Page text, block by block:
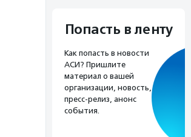
Попасть в ленту
Как попасть в новости
АСИ? Пришлите
материал о вашей
организации, новость,
пресс-релиз, анонс
события.